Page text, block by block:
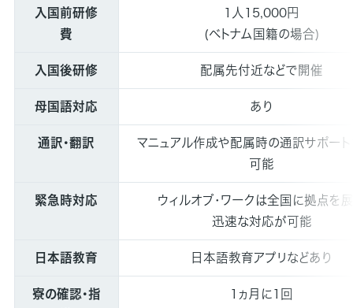
入国前研修
費
1人15,000円
(ベトナム国籍の場合)
入国後研修 配属先付近などで開催
母国語対応 あり
通訳・翻訳
マニュアル作成や配属時の通訳サポー
可能
緊急時対応
ウィルオブ・ワークは全国に拠点を
迅速な対応が可能
日本語教育 日本語教育アプリなどあり
寮の確認・指
1ヵ月に1回